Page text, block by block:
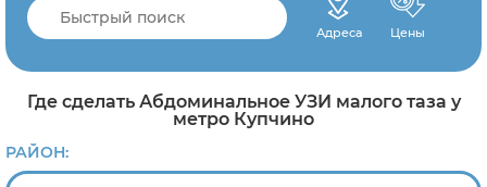
Адреса Цены
Где сделать Абдоминальное УЗИ малого таза у
метро Купчино
РАЙОН: